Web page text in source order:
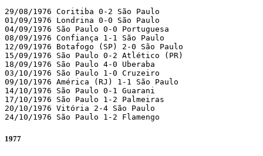
29/08/1976 Coritiba 0-2 São Paulo
01/09/1976 Londrina 0-0 São Paulo
04/09/1976 São Paulo 0-0 Portuguesa
08/09/1976 Confiança 1-1 São Paulo
12/09/1976 Botafogo (SP) 2-0 São Paulo
15/09/1976 São Paulo 0-2 Atlético (PR)
18/09/1976 São Paulo 4-0 Uberaba
03/10/1976 São Paulo 1-0 Cruzeiro
09/10/1976 América (RJ) 1-1 São Paulo
14/10/1976 São Paulo 0-1 Guarani
17/10/1976 São Paulo 1-2 Palmeiras
20/10/1976 Vitória 2-4 São Paulo
24/10/1976 São Paulo 1-2 Flamengo
1977